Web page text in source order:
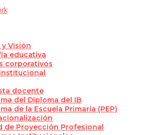
Visión
educativa
corporativos
docente
del Diploma del IB
de la Escuela Primaria (PEP)
de Proyección Profesional